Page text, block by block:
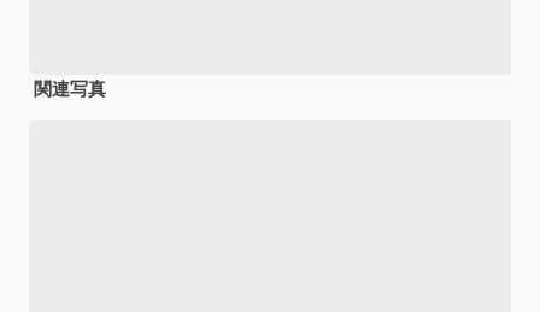
関連写真